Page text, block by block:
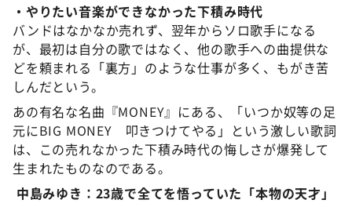
・やりたい音楽ができなかった下積み時代
バンドはなかなか売れず、翌年からソロ歌手になる
が、最初は自分の歌ではなく、他の歌手への曲提供な
どを頼まれる「裏方」のような仕事が多く、もがき苦
しんだという。
あの有名な名曲『MONEY』にある、「いつか奴等の足
元にBIG MONEY 叩きつけてやる」という激しい歌詞
は、この売れなかった下積み時代の悔しさが爆発して
生まれたものなのである。
中島みゆき：23歳で全てを悟っていた「本物の天才」